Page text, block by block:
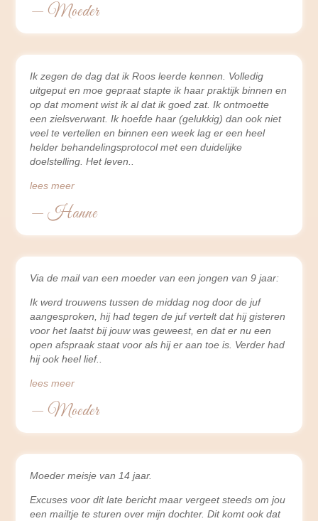
— Moeder
Ik zegen de dag dat ik Roos leerde kennen. Volledig
uitgeput en moe gepraat stapte ik haar praktijk binnen en
op dat moment wist ik al dat ik goed zat. Ik ontmoette
een zielsverwant. Ik hoefde haar (gelukkig) dan ook niet
veel te vertellen en binnen een week lag er een heel
helder behandelingsprotocol met een duidelijke
doelstelling. Het leven
lees meer
— Hanne
Via de mail van een moeder van een jongen van 9 jaar:
Ik werd trouwens tussen de middag nog door de juf
aangesproken, hij had tegen de juf vertelt dat hij gisteren
voor het laatst bij jouw was geweest, en dat er nu een
open afspraak staat voor als hij er aan toe is. Verder had
hij ook heel lief
lees meer
— Moeder
Moeder meisje van 14 jaar.
Excuses voor dit late bericht maar vergeet steeds om jou
een mailtje te sturen over mijn dochter. Dit komt ook dat